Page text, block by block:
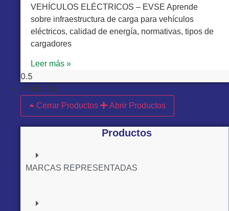
VEHÍCULOS ELÉCTRICOS – EVSE Aprende
sobre infraestructura de carga para vehículos
eléctricos, calidad de energía, normativas, tipos de
cargadores
Leer más »
Productos
Cerrar Productos
Abrir Productos
Productos
MARCAS REPRESENTADAS